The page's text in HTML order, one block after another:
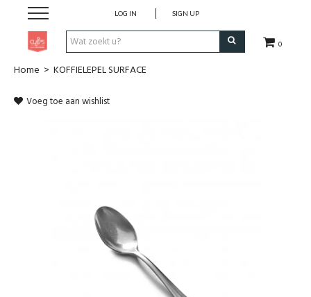
0
LOG IN SIGN UP
Pen & Papier
Home > KOFFIELEPEL SURFACE
Voeg toe aan wishlist